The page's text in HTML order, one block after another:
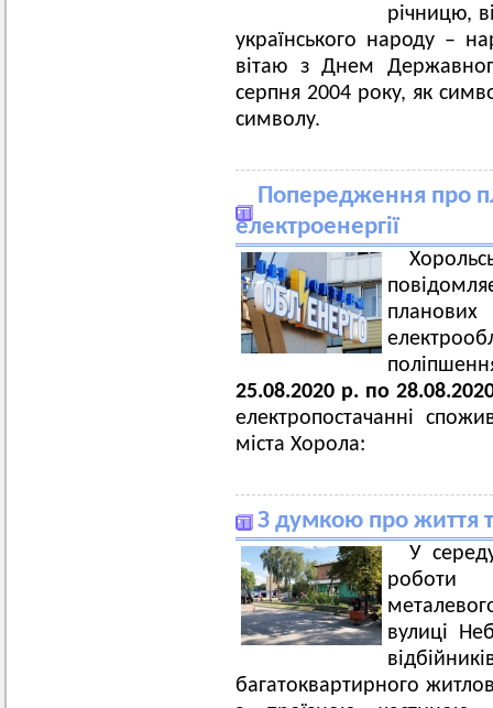
річницю,
українського народу –
вітаю з Днем
серпня 2004 року, як
символу.
Попередження про
електроенергії
25.08.2020 р. по
електропостачанні
міста Хорола:
З думкою про життя
У
роботи
вулиці
багатоквартирного